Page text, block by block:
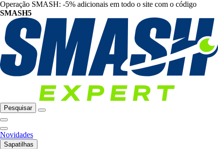
Operação SMASH: -5% adicionais em todo o site com o código
SMASH5
Pesquisar
Novidades
Sapatilhas